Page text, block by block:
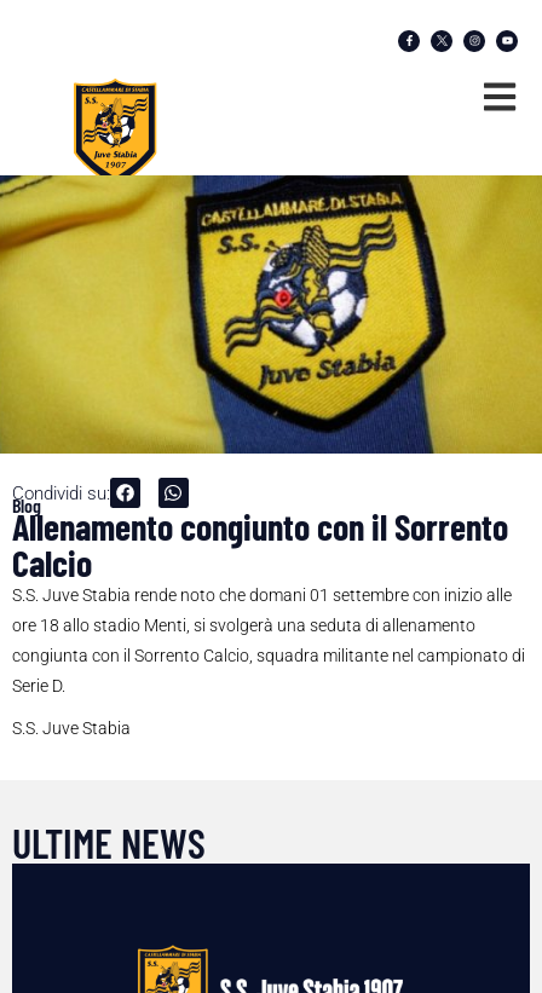
Condividi su:
Blog
Allenamento congiunto con il Sorrento
Calcio
S.S. Juve Stabia rende noto che domani 01 settembre con inizio alle
ore 18 allo stadio Menti, si svolgerà una seduta di allenamento
congiunta con il Sorrento Calcio, squadra militante nel campionato di
Serie D.
S.S. Juve Stabia
ULTIME NEWS